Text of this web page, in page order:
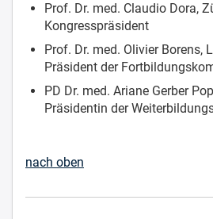
Prof. Dr. med. Claudio Dora,
Kongresspräsident
Prof. Dr. med. Olivier Borens,
Präsident der
PD Dr. med. Ariane Gerber
Präsidentin der
nach oben